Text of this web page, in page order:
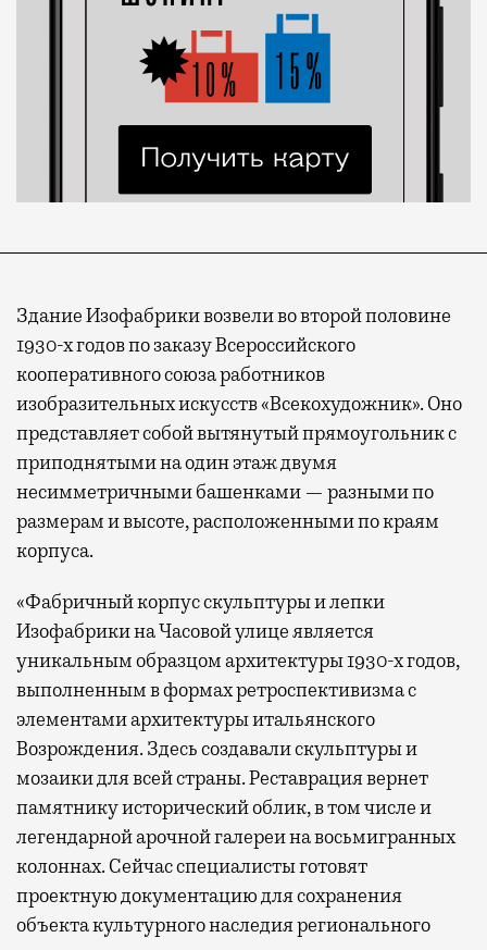
Здание Изофабрики возвели во второй половине
1930-х годов по заказу Всероссийского
кооперативного союза работников
изобразительных искусств «Всекохудожник». Оно
представляет собой вытянутый прямоугольник с
приподнятыми на один этаж двумя
несимметричными башенками — разными по
размерам и высоте, расположенными по краям
корпуса.
«Фабричный корпус скульптуры и лепки
Изофабрики на Часовой улице является
уникальным образцом архитектуры 1930-х годов,
выполненным в формах ретроспективизма с
элементами архитектуры итальянского
Возрождения. Здесь создавали скульптуры и
мозаики для всей страны. Реставрация вернет
памятнику исторический облик, в том числе и
легендарной арочной галереи на восьмигранных
колоннах. Сейчас специалисты готовят
проектную документацию для сохранения
объекта культурного наследия регионального